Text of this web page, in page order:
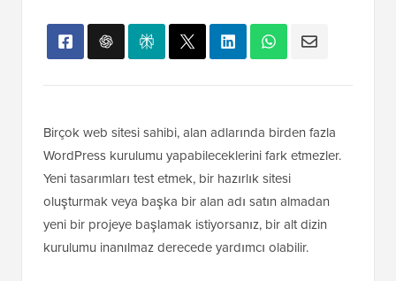
Birçok web sitesi sahibi, alan adlarında birden fazla
WordPress kurulumu yapabileceklerini fark etmezler.
Yeni tasarımları test etmek, bir hazırlık sitesi
oluşturmak veya başka bir alan adı satın almadan
yeni bir projeye başlamak istiyorsanız, bir alt dizin
kurulumu inanılmaz derecede yardımcı olabilir.